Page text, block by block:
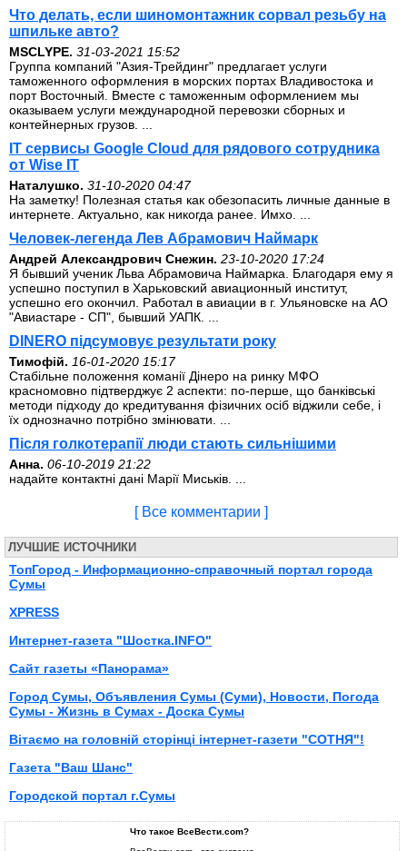
Что делать, если шиномонтажник сорвал резьбу на
шпильке авто?
MSCLYPE. 31-03-2021 15:52
Группа компаний "Азия-Трейдинг" предлагает услуги
таможенного оформления в морских портах Владивостока и
порт Восточный. Вместе с таможенным оформлением мы
оказываем услуги международной перевозки сборных и
контейнерных грузов. ...
IT сервисы Google Cloud для рядового сотрудника
от Wise IT
Наталушко. 31-10-2020 04:47
На заметку! Полезная статья как обезопасить личные данные в
интернете. Актуально, как никогда ранее. Имхо. ...
Человек-легенда Лев Абрамович Наймарк
Андрей Александрович Снежин. 23-10-2020 17:24
Я бывший ученик Льва Абрамовича Наймарка. Благодаря ему я
успешно поступил в Харьковский авиационный институт,
успешно его окончил. Работал в авиации в г. Ульяновске на АО
"Авиастаре - СП", бывший УАПК. ...
DINERO підсумовує результати року
Тимофій. 16-01-2020 15:17
Стабільне положення команії Дінеро на ринку МФО
красномовно підтверджує 2 аспекти: по-перше, що банківські
методи підходу до кредитування фізичних осіб віджили себе, і
їх однозначно потрібно змінювати. ...
Після голкотерапії люди стають сильнішими
Анна. 06-10-2019 21:22
надайте контактні дані Марії Миськів. ...
[ Все комментарии ]
ЛУЧШИЕ ИСТОЧНИКИ
ТопГород - Информационно-справочный портал города
Сумы
XPRESS
Интернет-газета "Шостка.INFO"
Сайт газеты «Панорама»
Город Сумы, Объявления Сумы (Суми), Новости, Погода
Сумы - Жизнь в Сумах - Доска Сумы
Вітаємо на головній сторінці інтернет-газети "СОТНЯ"!
Газета "Ваш Шанс"
Городской портал г.Сумы
Что такое ВсеВести.com?